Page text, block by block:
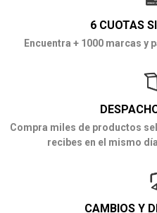
6 CUOTAS
Encuentra + 1000 marcas y
Compra miles de productos
recibes en el mismo
CAMBIOS Y